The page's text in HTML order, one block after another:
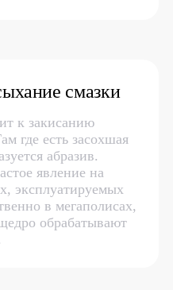
смазки
к закисанию
где есть засохшая
абразив.
явление на
эксплуатируемых
в мегаполисах,
обрабатывают